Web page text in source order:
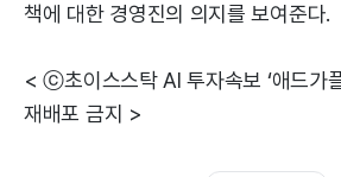
책에 대한 경영진의 의지를 보여준다.
< ⓒ초이스스탁 AI 투자속보 ‘애드가
재배포 금지 >